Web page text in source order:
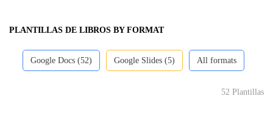
PLANTILLAS DE LIBROS BY FORMAT
Google Docs (52) Google Slides (5) All formats
52 Plantillas